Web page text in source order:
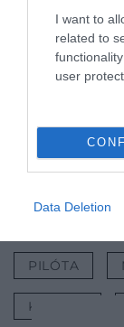
I want to
related to
user
Data Deletion
A második
katona tűnt
szakértők
meg lehetne
ahol szántás
felfedezések
PILÓTA
KATONA